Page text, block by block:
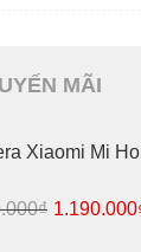
MÃI
Xiaomi Mi
₫ Giá
1.190.000